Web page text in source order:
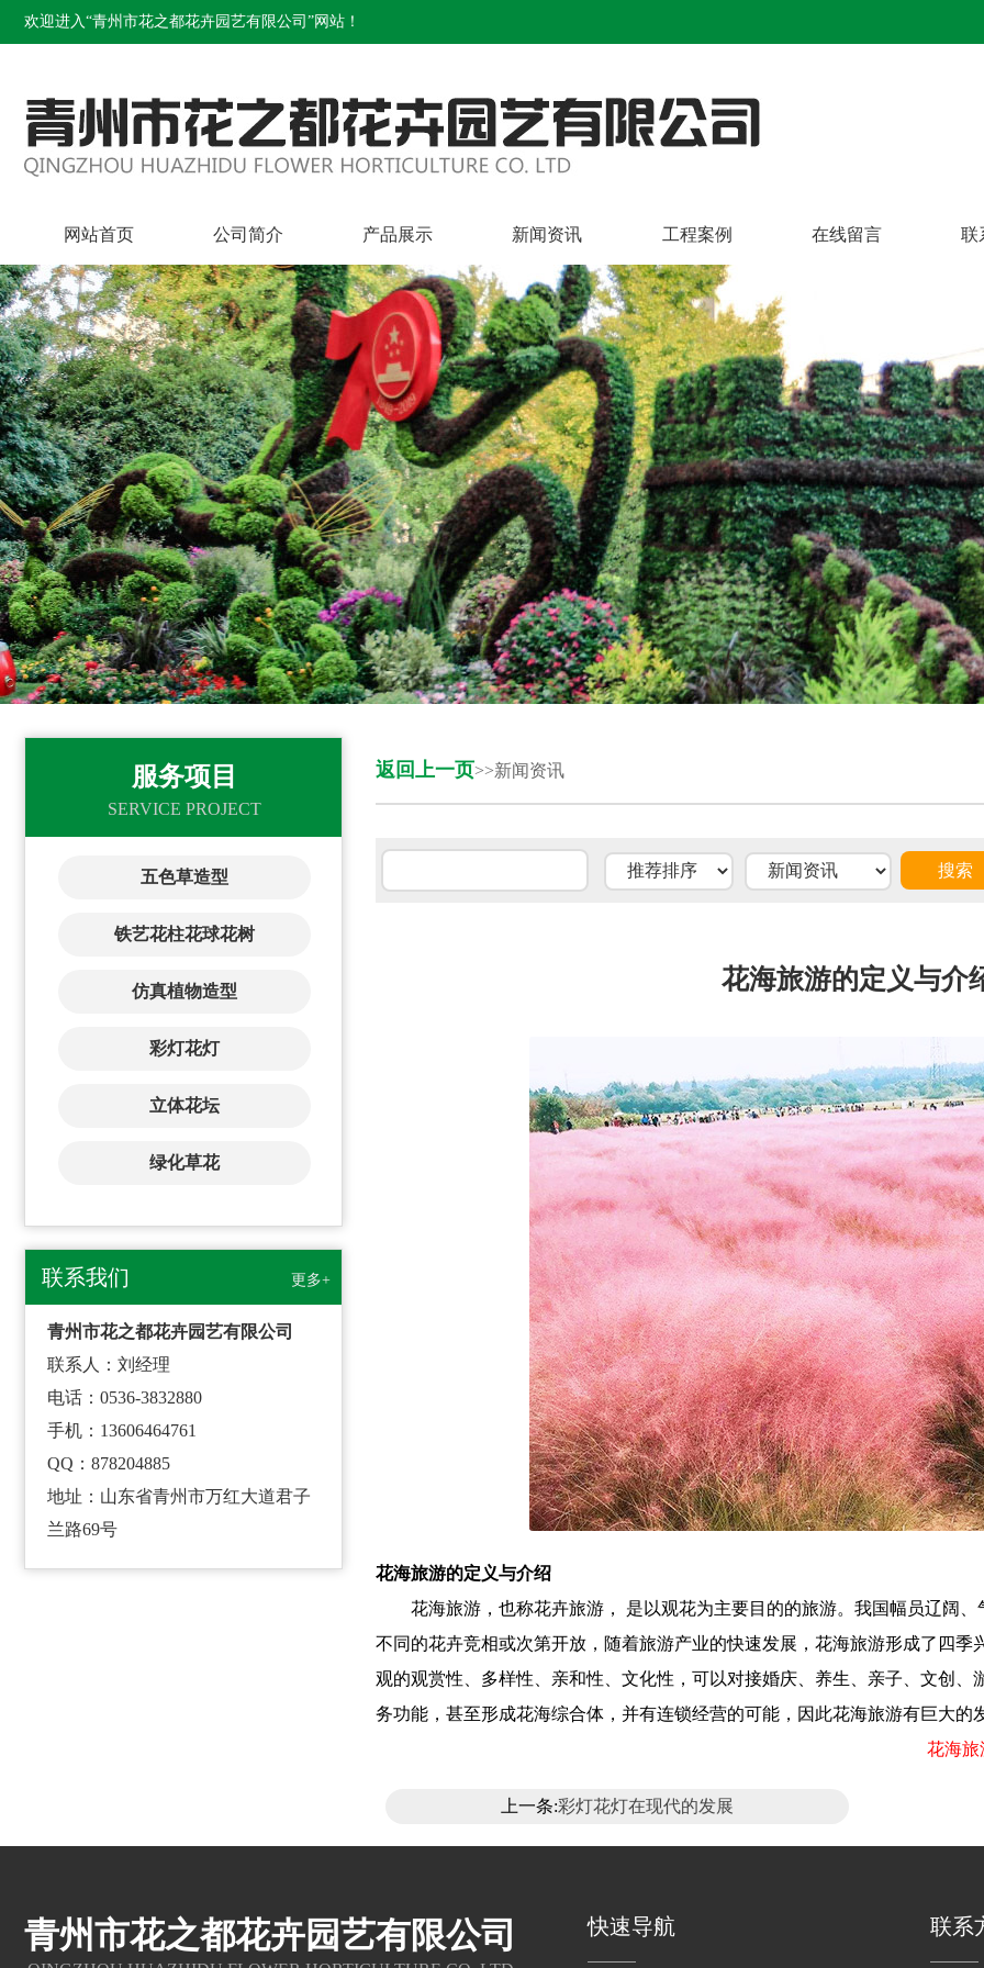
欢迎进入“青州市花之都花卉园艺有限公司”网站！
网站首页 公司简介 产品展示 新闻资讯 工程案例 在线留言 联
服务项目
SERVICE PROJECT
五色草造型
铁艺花柱花球花树
仿真植物造型
彩灯花灯
立体花坛
绿化草花
联系我们 更多+
青州市花之都花卉园艺有限公司
联系人：刘经理
电话：0536-3832880
手机：13606464761
QQ：878204885
地址：山东省青州市万红大道君子
兰路69号
返回上一页>>新闻资讯
花海旅游的定义与介
花海旅游的定义与介绍
花海旅游，也称花卉旅游， 是以观花为主要目的的旅游。我国幅员辽阔、
不同的花卉竞相或次第开放，随着旅游产业的快速发展，花海旅游形成了四
观的观赏性、多样性、亲和性、文化性，可以对接婚庆、养生、亲子、文创
务功能，甚至形成花海综合体，并有连锁经营的可能，因此花海旅游有巨大的
花海旅
上一条:彩灯花灯在现代的发展
青州市花之都花卉园艺有限公司 快速导航 联系